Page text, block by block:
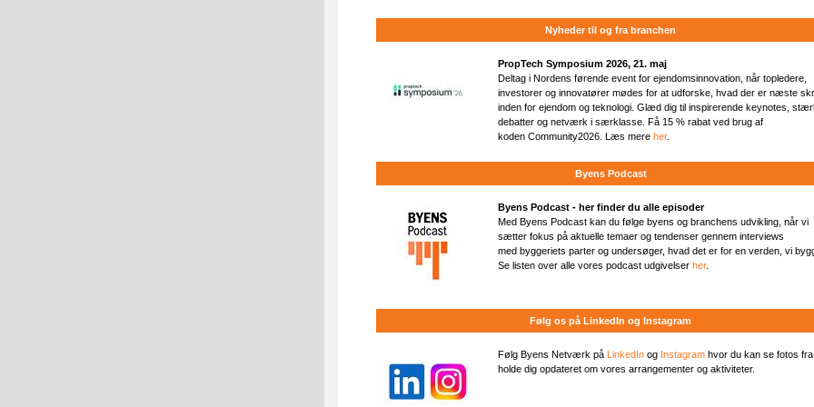
Nyheder til og fra branchen
PropTech Symposium 2026, 21. maj
Deltag i Nordens førende event for ejendomsinnovation, når topledere,
investorer og innovatører mødes for at udforske, hvad der er næste
inden for ejendom og teknologi. Glæd dig til inspirerende keynotes,
debatter og netværk i særklasse. Få 15 % rabat ved brug af
koden Community2026. Læs mere her.
Byens Podcast
Byens Podcast - her finder du alle episoder
Med Byens Podcast kan du følge byens og branchens udvikling, når vi
sætter fokus på aktuelle temaer og tendenser gennem interviews
med byggeriets parter og undersøger, hvad det er for en verden, vi
Se listen over alle vores podcast udgivelser her.
Følg os på LinkedIn og Instagram
Følg Byens Netværk på LinkedIn og Instagram hvor du kan se fotos
holde dig opdateret om vores arrangementer og aktiviteter.